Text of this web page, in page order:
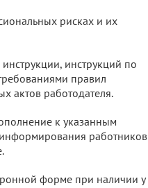
рисках и их
инструкций по
правил
актов работодателя.
к указанным
работников
форме при наличии у